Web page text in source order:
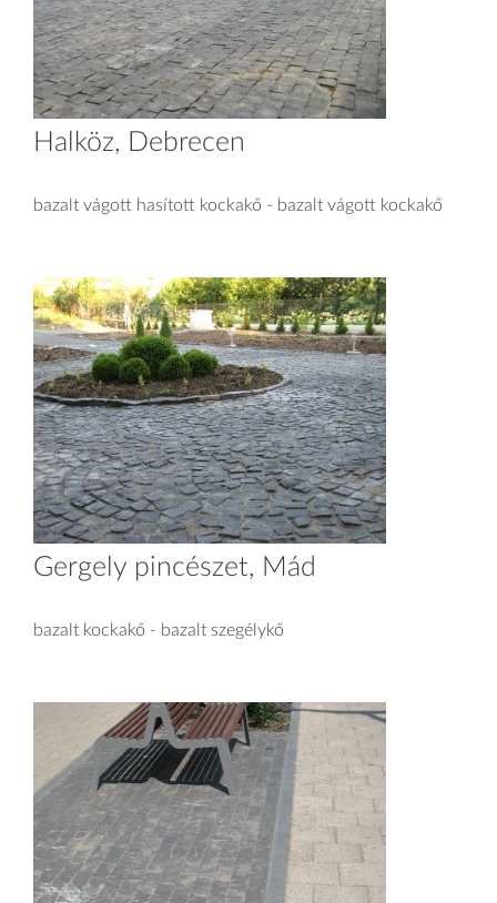
Halköz, Debrecen
bazalt vágott hasított kockakő - bazalt vágott kockakő
Gergely pincészet, Mád
bazalt kockakő - bazalt szegélykő